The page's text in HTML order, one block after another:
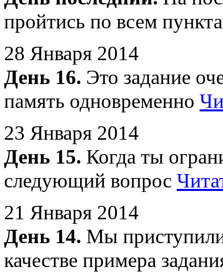
пройтись по всем
28 Января 2014
День 16. Это задание
память одновременно
23 Января 2014
День 15. Когда ты
следующий вопрос
21 Января 2014
День 14. Мы приступили
качестве примера